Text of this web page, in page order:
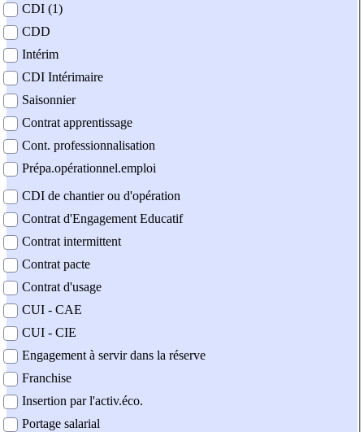
contrat
CDI (1)
CDD
Intérim
CDI Intérimaire
Saisonnier
Contrat apprentissage
Cont. professionnalisation
Prépa.opérationnel.emploi
CDI de chantier ou d'opération
Contrat d'Engagement Educatif
Contrat intermittent
Contrat pacte
Contrat d'usage
CUI - CAE
CUI - CIE
Engagement à servir dans la réserve
Franchise
Insertion par l'activ.éco.
Portage salarial